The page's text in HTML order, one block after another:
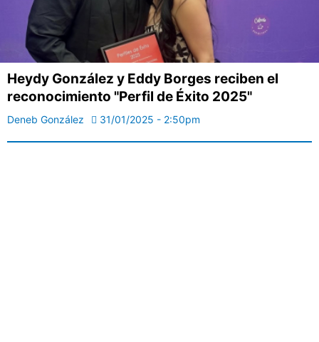
Heydy González y Eddy Borges reciben el
reconocimiento "Perfil de Éxito 2025"
Deneb González 31/01/2025 - 2:50pm